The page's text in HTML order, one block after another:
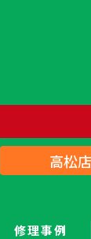
高松店
修理事例